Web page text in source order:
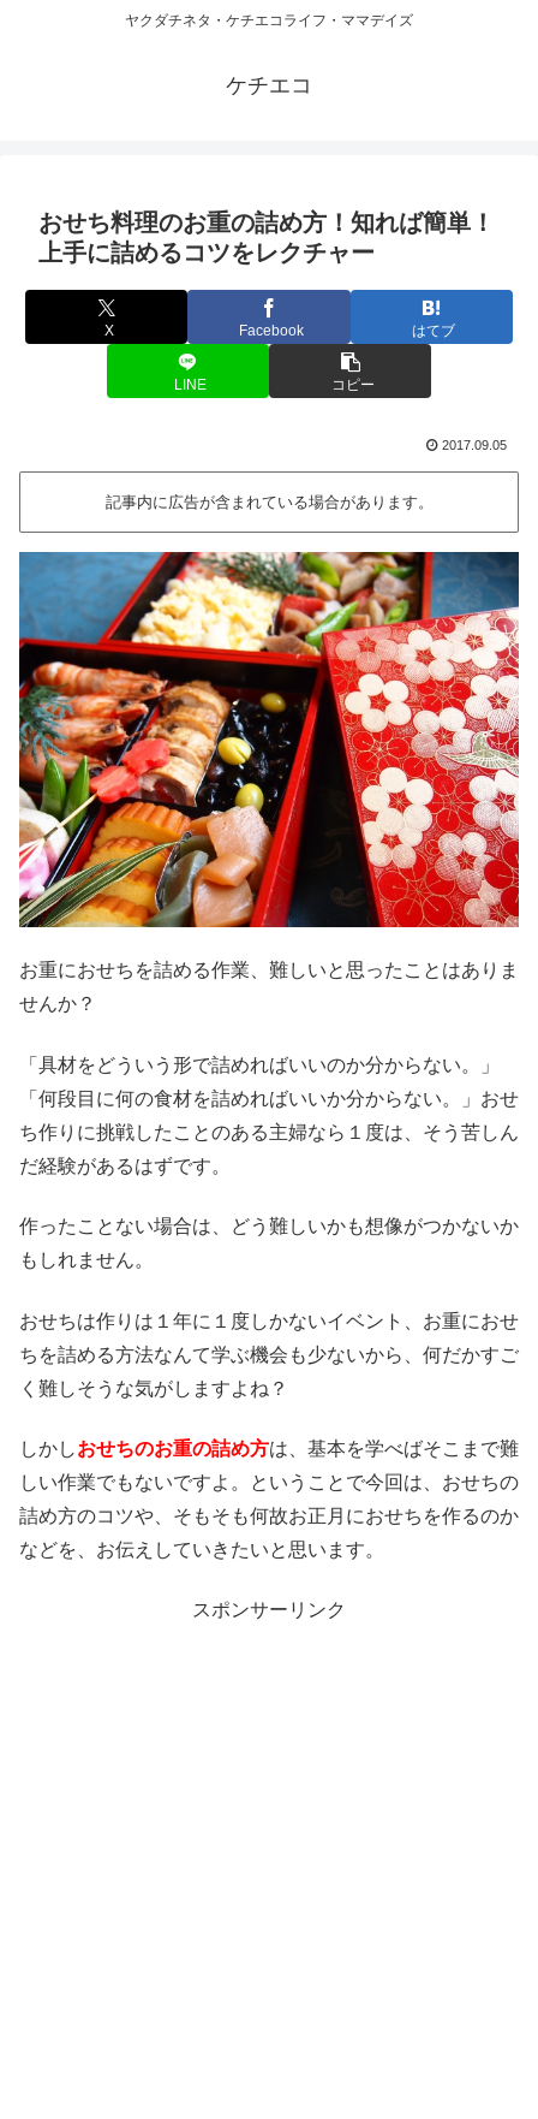
ヤクダチネタ・ケチエコライフ・ママデイズ
ケチエコ
おせち料理のお重の詰め方！知れば簡単！
上手に詰めるコツをレクチャー
X Facebook はてブ
LINE コピー
2017.09.05
記事内に広告が含まれている場合があります。
お重におせちを詰める作業、難しいと思ったことはありま
せんか？
「具材をどういう形で詰めればいいのか分からない。」
「何段目に何の食材を詰めればいいか分からない。」おせ
ち作りに挑戦したことのある主婦なら１度は、そう苦しん
だ経験があるはずです。
作ったことない場合は、どう難しいかも想像がつかないか
もしれません。
おせちは作りは１年に１度しかないイベント、お重におせ
ちを詰める方法なんて学ぶ機会も少ないから、何だかすご
く難しそうな気がしますよね？
しかしおせちのお重の詰め方は、基本を学べばそこまで難
しい作業でもないですよ。ということで今回は、おせちの
詰め方のコツや、そもそも何故お正月におせちを作るのか
などを、お伝えしていきたいと思います。
スポンサーリンク